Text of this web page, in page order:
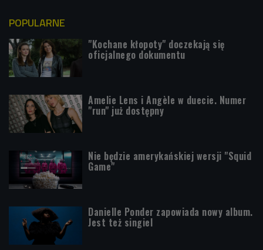
POPULARNE
"Kochane kłopoty" doczekają się
oficjalnego dokumentu
Amelie Lens i Angèle w duecie. Numer
"run" już dostępny
Nie będzie amerykańskiej wersji "Squid
Game"
Danielle Ponder zapowiada nowy album.
Jest też singiel